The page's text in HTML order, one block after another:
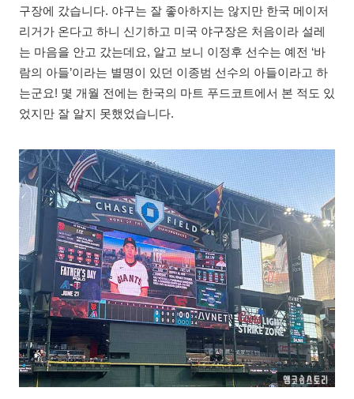
구장에 갔습니다. 야구는 잘 좋아하지는 않지만 한국 메이저
리거가 온다고 하니 신기하고 미국 야구장은 처음이라 설레
는 마음을 안고 갔는데요, 알고 보니 이정후 선수는 예전 ‘바
람의 아들’이라는 별명이 있던 이종범 선수의 아들이라고 하
는군요! 몇 개월 전에는 한국의 마트 푸드코트에서 본 적도 있
었지만 잘 알지 못했었습니다.